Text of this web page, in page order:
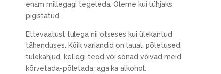
enam millegagi tegeleda. Oleme kui tühjaks
pigistatud.
Ettevaatust tulega nii otseses kui ülekantud
tähenduses. Kõik variandid on laual: põletused,
tulekahjud, kellegi teod või sõnad võivad meid
kõrvetada-põletada, aga ka alkohol.